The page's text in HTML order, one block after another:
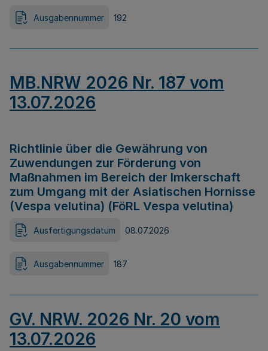
Ausgabennummer 192
MB.NRW 2026 Nr. 187 vom
13.07.2026
Richtlinie über die Gewährung von
Zuwendungen zur Förderung von
Maßnahmen im Bereich der Imkerschaft
zum Umgang mit der Asiatischen Hornisse
(Vespa velutina) (FöRL Vespa velutina)
Ausfertigungsdatum 08.07.2026
Ausgabennummer 187
GV. NRW. 2026 Nr. 20 vom
13.07.2026